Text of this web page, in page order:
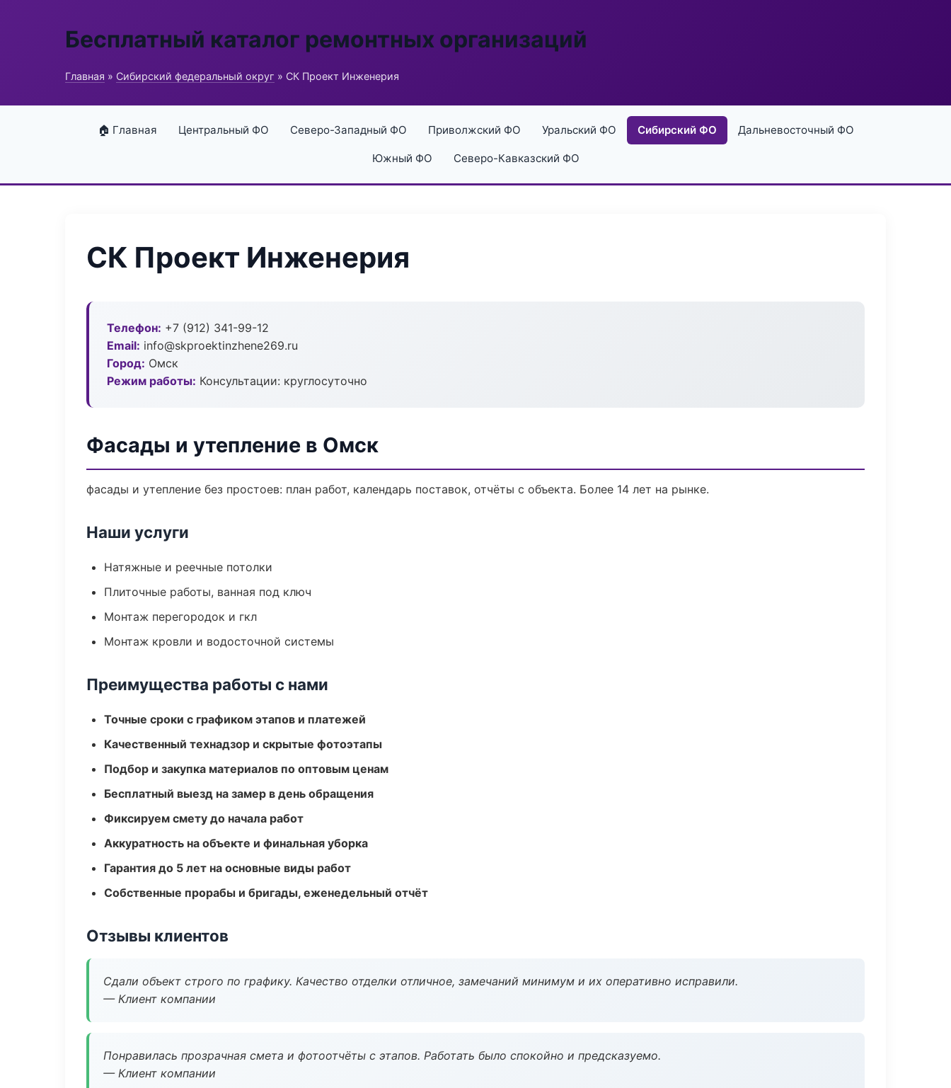
Бесплатный каталог ремонтных организаций
Главная » Сибирский федеральный округ » СК Проект Инженерия
🏠 Главная Центральный ФО Северо-Западный ФО Приволжский ФО Уральский ФО Сибирский ФО Дальневосточный ФО
Южный ФО Северо-Кавказский ФО
СК Проект Инженерия
Телефон: +7 (912) 341-99-12
Email: info@skproektinzhene269.ru
Город: Омск
Режим работы: Консультации: круглосуточно
Фасады и утепление в Омск
фасады и утепление без простоев: план работ, календарь поставок, отчёты с объекта. Более 14 лет на рынке.
Наши услуги
Натяжные и реечные потолки
Плиточные работы, ванная под ключ
Монтаж перегородок и гкл
Монтаж кровли и водосточной системы
Преимущества работы с нами
Точные сроки с графиком этапов и платежей
Качественный технадзор и скрытые фотоэтапы
Подбор и закупка материалов по оптовым ценам
Бесплатный выезд на замер в день обращения
Фиксируем смету до начала работ
Аккуратность на объекте и финальная уборка
Гарантия до 5 лет на основные виды работ
Собственные прорабы и бригады, еженедельный отчёт
Отзывы клиентов
Сдали объект строго по графику. Качество отделки отличное, замечаний минимум и их оперативно исправили.
— Клиент компании
Понравилась прозрачная смета и фотоотчёты с этапов. Работать было спокойно и предсказуемо.
— Клиент компании